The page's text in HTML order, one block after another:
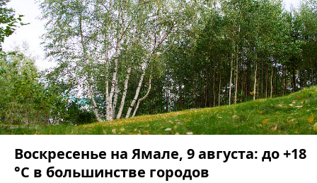
Воскресенье на Ямале, 9 августа: до +18
°C в большинстве городов